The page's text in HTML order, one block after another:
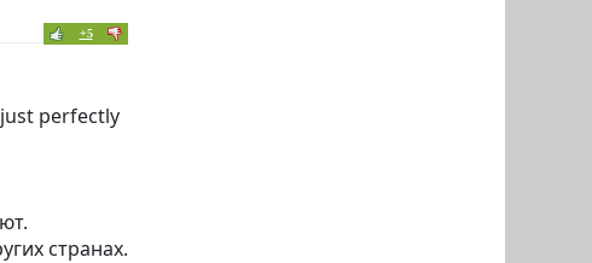
+5
perfectly
странах.